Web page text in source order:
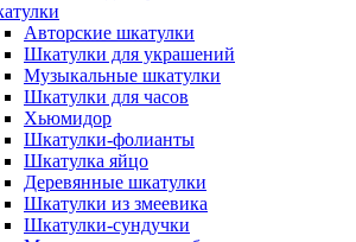
Авторские шкатулки
Шкатулки для украшений
Музыкальные шкатулки
Шкатулки для часов
Хьюмидор
Шкатулки-фолианты
Шкатулка яйцо
Деревянные шкатулки
Шкатулки из змеевика
Шкатулки-сундучки